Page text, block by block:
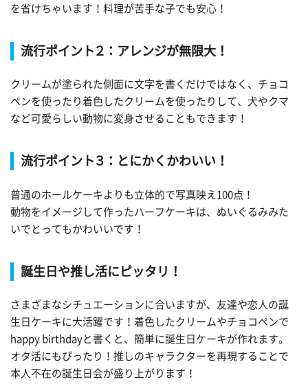
を省けちゃいます！料理が苦手な子でも安心！
流行ポイント２：アレンジが無限大！
クリームが塗られた側面に文字を書くだけではなく、チョコ
ペンを使ったり着色したクリームを使ったりして、犬やクマ
など可愛らしい動物に変身させることもできます！
流行ポイント３：とにかくかわいい！
普通のホールケーキよりも立体的で写真映え100点！
動物をイメージして作ったハーフケーキは、ぬいぐるみみた
いでとってもかわいいです！
誕生日や推し活にピッタリ！
さまざまなシチュエーションに合いますが、友達や恋人の誕
生日ケーキに大活躍です！着色したクリームやチョコペンで
happy birthdayと書くと、簡単に誕生日ケーキが作れます。
オタ活にもぴったり！推しのキャラクターを再現することで
本人不在の誕生日会が盛り上がります！